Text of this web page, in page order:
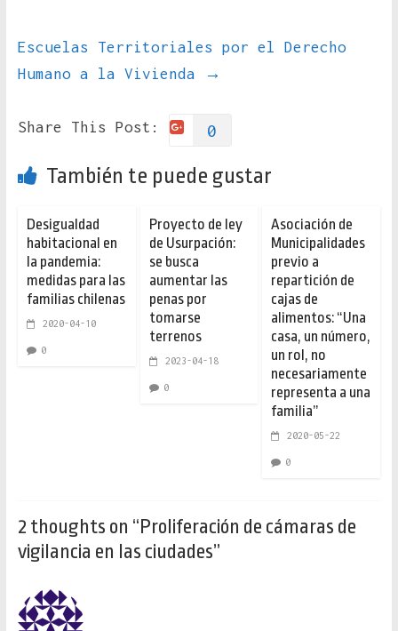
Escuelas Territoriales por el Derecho
Humano a la Vivienda
→
Share This Post: 0
También te puede gustar
Desigualdad
habitacional en
la pandemia:
medidas para las
familias chilenas
2020-04-10
0
Proyecto de ley
de Usurpación:
se busca
aumentar las
penas por
tomarse
terrenos
2023-04-18
0
Asociación de
Municipalidades
previo a
repartición de
cajas de
alimentos: “Una
casa, un número,
un rol, no
necesariamente
representa a una
familia”
2020-05-22
0
2 thoughts on “Proliferación de cámaras de
vigilancia en las ciudades”